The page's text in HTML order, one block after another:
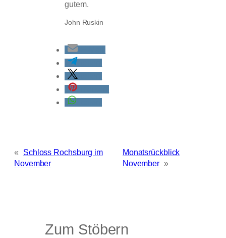
gutem.
John Ruskin
«
Schloss Rochsburg im
November
Monatsrückblick
November »
Zum Stöbern